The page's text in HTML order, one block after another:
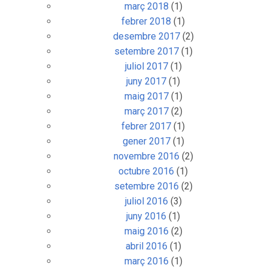
març 2018 (1)
febrer 2018 (1)
desembre 2017(2)
setembre 2017(1)
juliol 2017(1)
juny 2017 (1)
maig 2017(1)
març 2017(2)
febrer 2017 (1)
gener 2017(1)
novembre 2016 (2)
octubre 2016 (1)
setembre 2016 (2)
juliol 2016 (3)
juny 2016 (1)
maig 2016 (2)
abril 2016 (1)
març 2016 (1)